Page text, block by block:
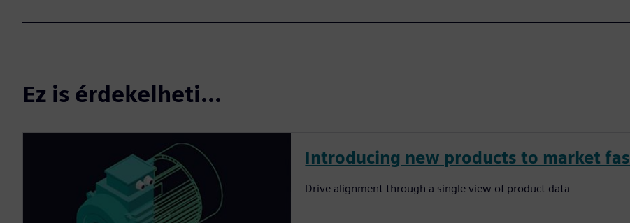
Ez is érdekelheti...
Introducing new products to market
Drive alignment through a single view of product data